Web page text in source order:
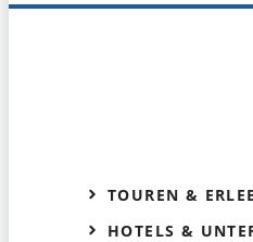
TOUREN &
HOTELS &